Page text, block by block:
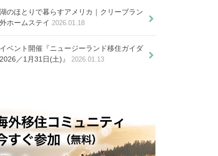
私らしい生き方を見つけ
う生活－
仕事、食、楽しみ方）
会話フレーズ７２選
ヶ月の生活費を検証！
のほとりで暮らすアメリカ｜クリーブラン
ホームステイ 2026.01.18
ベント開催『ニュージーランド移住ガイダ
／1月31日(土)』
2026.01.13